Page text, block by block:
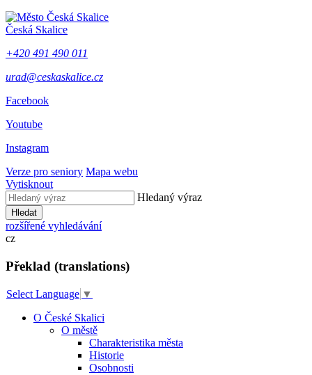
Česká Skalice
+420 491 490 011
urad@ceskaskalice.cz
Facebook
Youtube
Instagram
Verze pro seniory Mapa webu
Vytisknout
Hledaný výraz
Hledat
rozšířené vyhledávání
cz
Překlad (translations)
Select Language ▼
O České Skalici
O městě
Charakteristika města
Historie
Osobnosti